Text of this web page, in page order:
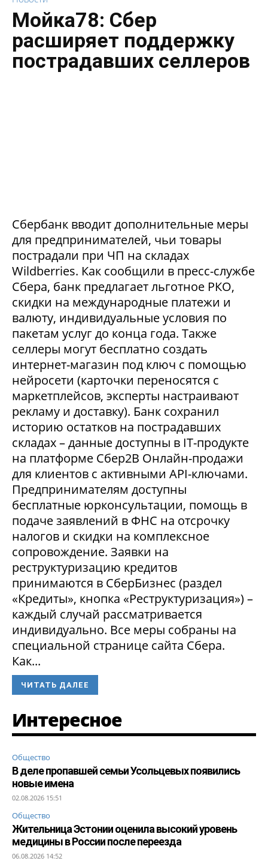
Мойка78: Сбер
расширяет поддержку
пострадавших селлеров
Сбербанк вводит дополнительные меры
для предпринимателей, чьи товары
пострадали при ЧП на складах
Wildberries. Как сообщили в пресс-службе
Сбера, банк предлагает льготное РКО,
скидки на международные платежи и
валюту, индивидуальные условия по
пакетам услуг до конца года. Также
селлеры могут бесплатно создать
интернет-магазин под ключ с помощью
нейросети (карточки переносятся с
маркетплейсов, эксперты настраивают
рекламу и доставку). Банк сохранил
историю остатков на пострадавших
складах – данные доступны в IT-продукте
на платформе Сбер2В Онлайн-продажи
для клиентов с активными API-ключами.
Предпринимателям доступны
бесплатные юрконсультации, помощь в
подаче заявлений в ФНС на отсрочку
налогов и скидки на комплексное
сопровождение. Заявки на
реструктуризацию кредитов
принимаются в СберБизнес (раздел
«Кредиты», кнопка «Реструктуризация») –
каждый случай рассматривается
индивидуально. Все меры собраны на
специальной странице сайта Сбера.
Как...
ЧИТАТЬ ДАЛЕЕ
Интересное
Общество
В деле пропавшей семьи Усольцевых появились
новые имена
02.08.2026 15:51
Общество
Жительница Эстонии оценила высокий уровень
медицины в России после переезда
06.08.2026 14:52